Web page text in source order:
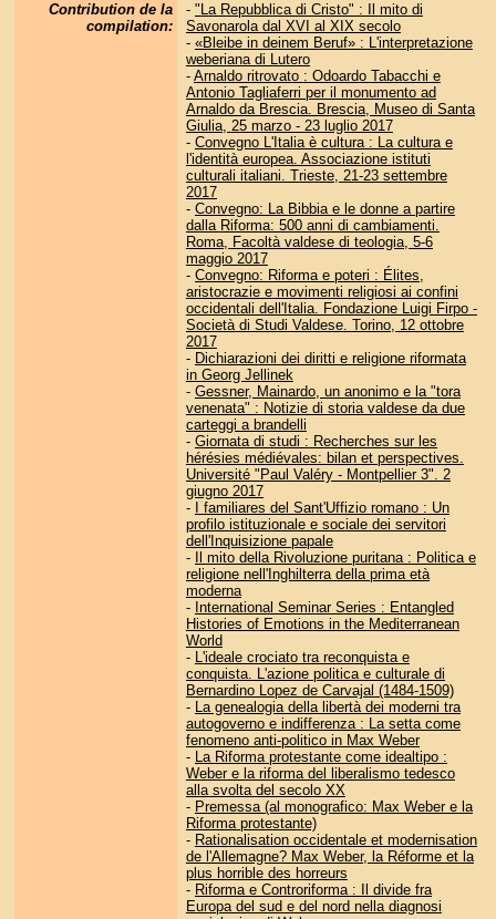
Contribution de la
compilation:
- "La Repubblica di Cristo" : Il mito di
Savonarola dal XVI al XIX secolo
- «Bleibe in deinem Beruf» : L'interpretazione
weberiana di Lutero
- Arnaldo ritrovato : Odoardo Tabacchi e
Antonio Tagliaferri per il monumento ad
Arnaldo da Brescia. Brescia, Museo di Santa
Giulia, 25 marzo - 23 luglio 2017
- Convegno L'Italia è cultura : La cultura e
l'identità europea. Associazione istituti
culturali italiani. Trieste, 21-23 settembre
2017
- Convegno: La Bibbia e le donne a partire
dalla Riforma: 500 anni di cambiamenti.
Roma, Facoltà valdese di teologia, 5-6
maggio 2017
- Convegno: Riforma e poteri : Élites,
aristocrazie e movimenti religiosi ai confini
occidentali dell'Italia. Fondazione Luigi Firpo -
Società di Studi Valdese. Torino, 12 ottobre
2017
- Dichiarazioni dei diritti e religione riformata
in Georg Jellinek
- Gessner, Mainardo, un anonimo e la "tora
venenata" : Notizie di storia valdese da due
carteggi a brandelli
- Giornata di studi : Recherches sur les
hérésies médiévales: bilan et perspectives.
Université "Paul Valéry - Montpellier 3". 2
giugno 2017
-
I familiares del Sant'Uffizio romano : Un
profilo istituzionale e sociale dei servitori
dell'Inquisizione papale
-
Il mito della Rivoluzione puritana : Politica e
religione nell'Inghilterra della prima età
moderna
- International Seminar Series : Entangled
Histories of Emotions in the Mediterranean
World
- L'ideale crociato tra reconquista e
conquista. L'azione politica e culturale di
Bernardino Lopez de Carvajal (1484-1509)
- La genealogia della libertà dei moderni tra
autogoverno e indifferenza : La setta come
fenomeno anti-politico in Max Weber
- La Riforma protestante come idealtipo :
Weber e la riforma del liberalismo tedesco
alla svolta del secolo XX
- Premessa (al monografico: Max Weber e la
Riforma protestante)
- Rationalisation occidentale et modernisation
de l'Allemagne? Max Weber, la Réforme et la
plus horrible des horreurs
- Riforma e Controriforma : Il divide fra
Europa del sud e del nord nella diagnosi